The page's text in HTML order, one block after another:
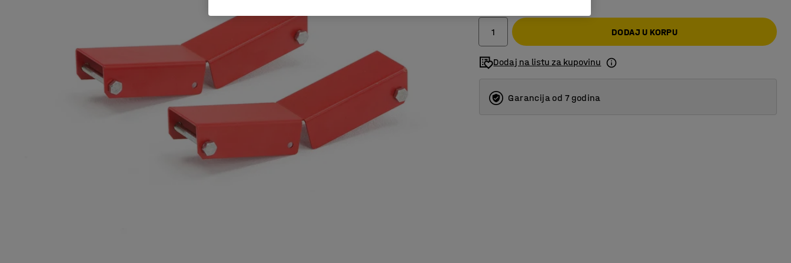
DODAJ U KORPU
Dodaj na listu za kupovinu
Garancija od 7 godina